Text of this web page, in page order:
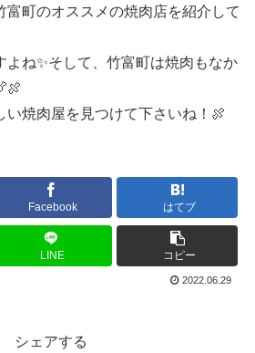
富町のオススメの焼肉店を紹介して
よね✨そして、竹富町は焼肉もなか
い焼肉屋を見つけて下さいね！🍖
Facebook はてブ
LINE コピー
2022.06.29
シェアする